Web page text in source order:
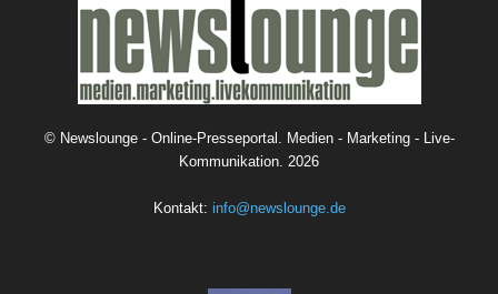
© Newslounge - Online-Presseportal. Medien - Marketing - Live-
Kommunikation. 2026
Kontakt: info@newslounge.de